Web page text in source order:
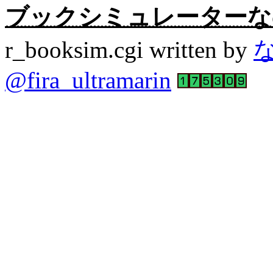
ブックシミュレーター
r_booksim.cgi written by
@fira_ultramarin